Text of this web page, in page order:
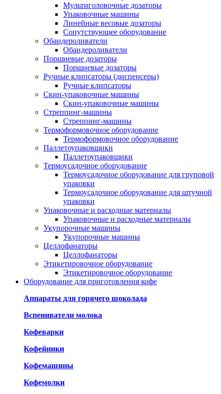
Мультиголовочные дозаторы
Упаковочные машины
Линейные весовые дозаторы
Сопутствующее оборудование
Обандероливатели
Обандероливатели
Поршневые дозаторы
Поршневые дозаторы
Ручные клипсаторы (диспенсеры)
Ручные клипсаторы
Скин-упаковочные машины
Скин-упаковочные машины
Стреппинг-машины
Стреппинг-машины
Термоформовочное оборудование
Термоформовочное оборудование
Паллетоупаковщики
Паллетоупаковщики
Термоусадочное оборудование
Термоусадочное оборудование для груповой
упаковки
Термоусадочное оборудование для штучной
упаковки
Упаковочные и расходные материалы
Упаковочные и расходные материалы
Укупорочные машины
Укупорочные машины
Целлофанаторы
Целлофанаторы
Этикетировочное оборудование
Этикетировочное оборудование
Оборудование для приготовления кофе
Аппараты для горячего шоколада
Вспениватели молока
Кофеварки
Кофейники
Кофемашины
Кофемолки